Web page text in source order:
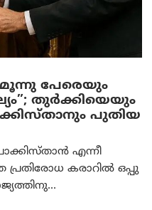
മൂന്നു പേരെയും
തുർക്കിയെയും
പുതിയ
എന്നീ
കരാറിൽ ഒപ്പു